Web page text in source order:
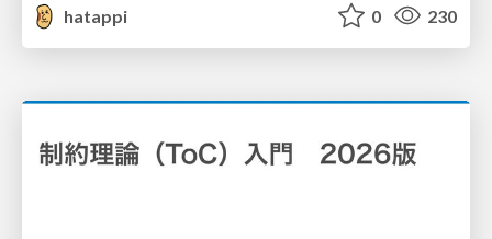
hatappi
0 230